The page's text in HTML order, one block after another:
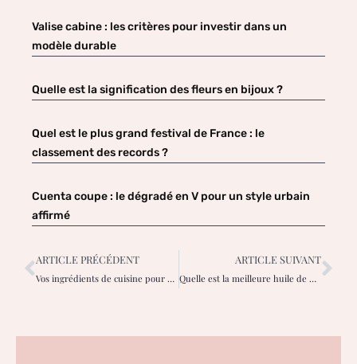
Valise cabine : les critères pour investir dans un
modèle durable
Quelle est la signification des fleurs en bijoux ?
Quel est le plus grand festival de France : le
classement des records ?
Cuenta coupe : le dégradé en V pour un style urbain
affirmé
ARTICLE PRÉCÉDENT
Vos ingrédients de cuisine pour un gommage parfait : les recettes faites maison
ARTICLE SUIVANT
Quelle est la meilleure huile de massage pour femme enceinte ?